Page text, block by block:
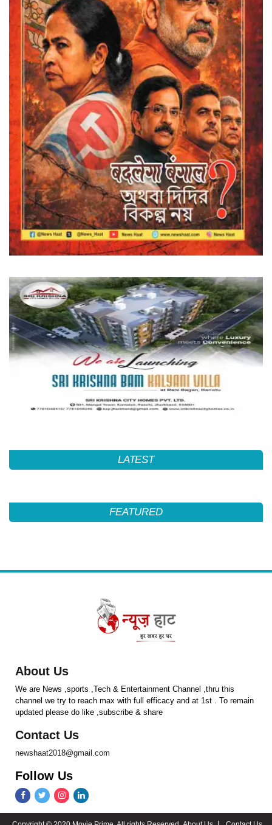
LATEST
FEATURED
About Us
We are News ,sports ,Tech & Entertainment Channel ,thru this
channel we try to reach max with full efficacy and at 1st . To remain
updated please do like ,subscribe & share
Contact Us
newshaat2018@gmail.com
Follow Us